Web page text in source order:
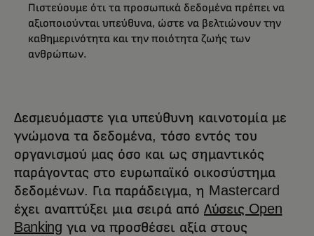
Πιστεύουμε ότι τα προσωπικά δεδομένα πρέπει να
αξιοποιούνται υπεύθυνα, ώστε να βελτιώνουν την
καθημερινότητα και την ποιότητα ζωής των
ανθρώπων.
Δεσμευόμαστε για υπεύθυνη καινοτομία με
γνώμονα τα δεδομένα, τόσο εντός του
οργανισμού μας όσο και ως σημαντικός
παράγοντας στο ευρωπαϊκό οικοσύστημα
δεδομένων. Για παράδειγμα, η Mastercard
έχει αναπτύξει μια σειρά από Λύσεις Open
Banking για να προσθέσει αξία στους